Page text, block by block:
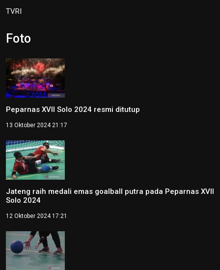
TVRI
Foto
Peparnas XVII Solo 2024 resmi ditutup
13 Oktober 2024 21:17
Jateng raih medali emas goalball putra pada Peparnas XVII
Solo 2024
12 Oktober 2024 17:21